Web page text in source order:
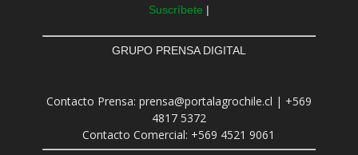
Suscríbete |
GRUPO PRENSA DIGITAL
Contacto Prensa: prensa@portalagrochile.cl | +569
4817 5372
Contacto Comercial: +569 4521 9061